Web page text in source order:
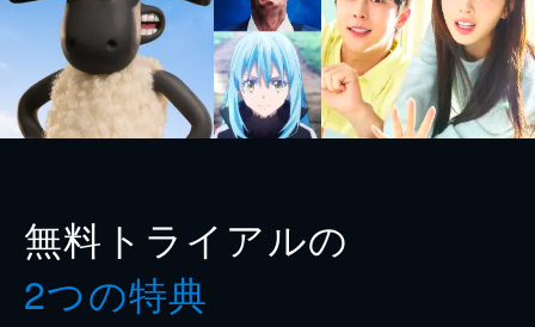
無料トライアルの
2つの特典